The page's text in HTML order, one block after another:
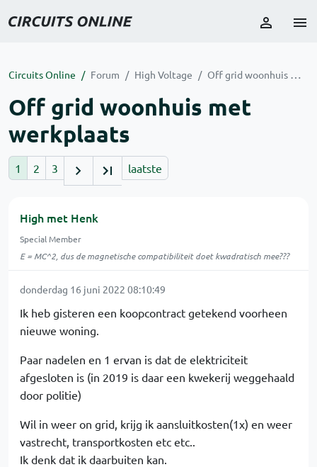
Circuits Online Forum High Voltage Off grid woonhuis met werkplaats
Off grid woonhuis met
werkplaats
1 2 3 laatste
High met Henk
Special Member
E = MC^2, dus de magnetische compatibiliteit doet kwadratisch mee???
donderdag 16 juni 2022 08:10:49
Ik heb gisteren een koopcontract getekend voorheen
nieuwe woning.
Paar nadelen en 1 ervan is dat de elektriciteit
afgesloten is (in 2019 is daar een kwekerij weggehaald
door politie)
Wil in weer on grid, krijg ik aansluitkosten(1x) en weer
vastrecht, transportkosten etc etc..
Ik denk dat ik daarbuiten kan.